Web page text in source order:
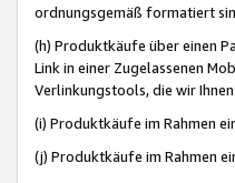
ordnungsgemäß formatiert
(h) Produktkäufe über einen
Link in einer Zugelassenen
Verlinkungstools, die wir
(i) Produktkäufe im Rahmen
(j) Produktkäufe im Rahmen